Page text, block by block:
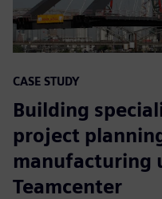
CASE STUDY
Building
project
manufacturing
Teamcenter